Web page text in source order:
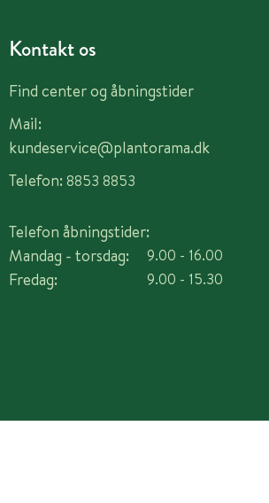
Kontakt os
Find center og åbningstider
Mail:
kundeservice@plantorama.dk
Telefon: 8853 8853
Telefon åbningstider:
Mandag - torsdag:
Fredag:
9.00 - 16.00
9.00 - 15.30